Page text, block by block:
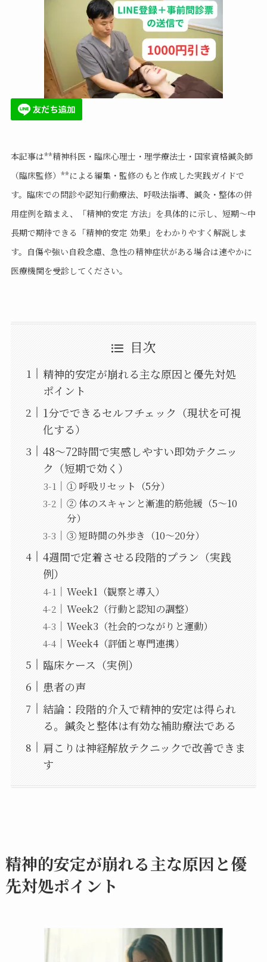
本記事は**精神科医・臨床心理士・理学療法士・国家資格鍼灸師
（臨床監修）**による編集・監修のもと作成した実践ガイドで
す。臨床での問診や認知行動療法、呼吸法指導、鍼灸・整体の併
用症例を踏まえ、「精神的安定 方法」を具体的に示し、短期〜中
長期で期待できる「精神的安定 効果」をわかりやすく解説しま
す。自傷や強い自殺念慮、急性の精神症状がある場合は速やかに
医療機関を受診してください。
目次
精神的安定が崩れる主な原因と優先対処
ポイント
1分でできるセルフチェック（現状を可視
化する）
48〜72時間で実感しやすい即効テクニッ
ク（短期で効く）
① 呼吸リセット（5分）
② 体のスキャンと漸進的筋弛緩（5〜10
分）
③ 短時間の外歩き（10〜20分）
4週間で定着させる段階的プラン（実践
例）
Week1（観察と導入）
Week2（行動と認知の調整）
Week3（社会的つながりと運動）
Week4（評価と専門連携）
臨床ケース（実例）
患者の声
結論：段階的介入で精神的安定は得られ
る。鍼灸と整体は有効な補助療法である
肩こりは神経解放テクニックで改善できま
す
精神的安定が崩れる主な原因と優
先対処ポイント